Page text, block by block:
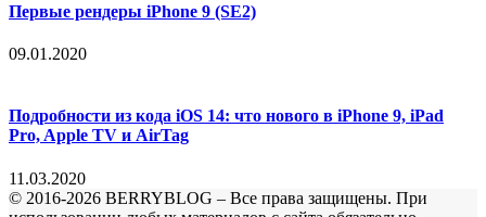
Первые рендеры iPhone 9 (SE2)
09.01.2020
Подробности из кода iOS 14: что нового в iPhone 9, iPad
Pro, Apple TV и AirTag
11.03.2020
© 2016-2026 BERRYBLOG – Все права защищены. При